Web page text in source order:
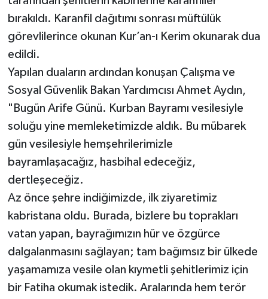
bırakıldı. Karanfil dağıtımı sonrası müftülük
görevlilerince okunan Kur’an-ı Kerim okunarak dua
edildi.
Yapılan duaların ardından konuşan Çalışma ve
Sosyal Güvenlik Bakan Yardımcısı Ahmet Aydın,
"Bugün Arife Günü. Kurban Bayramı vesilesiyle
soluğu yine memleketimizde aldık. Bu mübarek
gün vesilesiyle hemşehrilerimizle
bayramlaşacağız, hasbihal edeceğiz,
dertleşeceğiz.
Az önce şehre indiğimizde, ilk ziyaretimiz
kabristana oldu. Burada, bizlere bu toprakları
vatan yapan, bayrağımızın hür ve özgürce
dalgalanmasını sağlayan; tam bağımsız bir ülkede
yaşamamıza vesile olan kıymetli şehitlerimiz için
bir Fatiha okumak istedik. Aralarında hem terör